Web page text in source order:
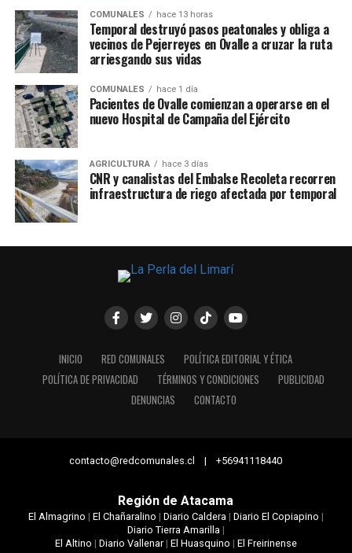
COMUNALES hace 13 horas
Temporal destruyó pasos peatonales y obliga a
vecinos de Pejerreyes en Ovalle a cruzar la ruta
arriesgando sus vidas
COMUNALES hace 1 día
Pacientes de Ovalle comienzan a operarse en el
nuevo Hospital de Campaña del Ejército
AGRICULTURA hace 3 días
CNR y canalistas del Embalse Recoleta recorren
infraestructura de riego afectada por temporal
INICIO RED COMUNALES
POLÍTICA EDITORIAL Y ÉTICA
POLÍTICA DE PRIVACIDAD
TÉRMINOS Y CONDICIONES
PUBLICIDAD
DENUNCIAS
CONTACTO
contacto@redcomunales.cl | +56941118440
Región de Atacama
El Almagrino | El Chañaralino | Diario Caldera| Diario El Copiapino |
Diario Tierra Amarilla|
El Altino | Diario Vallenar| El Huasquino | El Freirinense